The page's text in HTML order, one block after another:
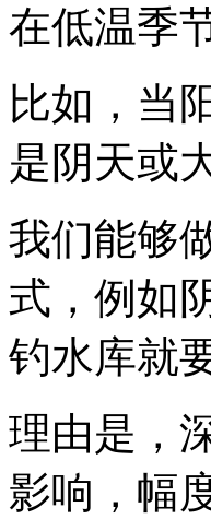
在低温季
比如，当
是阴天或
我们能够
式，例如
钓水库就
理由是，
影响，幅